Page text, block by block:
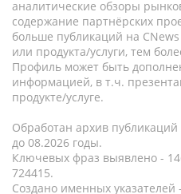
аналитические обзоры
содержание партнёрских
больше публикаций на
или продукта/услуги, тем
Профиль может быть
информацией, в т.ч.
продукте/услуге.
Обработан архив
до 08.2026 годы.
Ключевых фраз выявлено -
724415.
Создано именных указателей